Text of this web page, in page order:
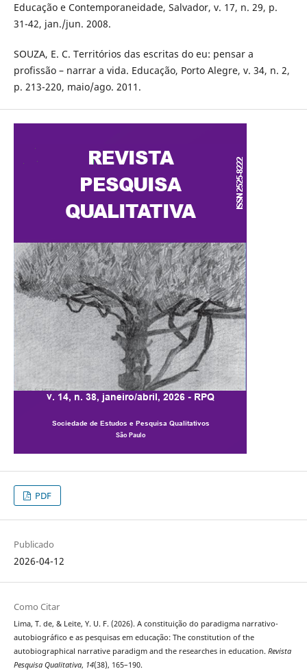
Educação e Contemporaneidade, Salvador, v. 17, n. 29, p.
31-42, jan./jun. 2008.
SOUZA, E. C. Territórios das escritas do eu: pensar a
profissão – narrar a vida. Educação, Porto Alegre, v. 34, n. 2,
p. 213-220, maio/ago. 2011.
PDF
Publicado
2026-04-12
Como Citar
Lima, T. de, & Leite, Y. U. F. (2026). A constituição do paradigma narrativo-
autobiográfico e as pesquisas em educação: The constitution of the
autobiographical narrative paradigm and the researches in education. Revista
Pesquisa Qualitativa, 14(38), 165–190.